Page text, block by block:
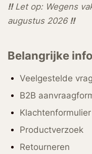
!!Let op: Wegens
augustus 2026 !!
Belangrijke
Veelgestelde
B2B
Klachtenformulier
Productverzoek
Retourneren